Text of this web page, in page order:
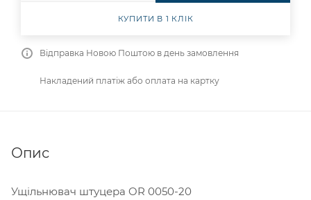
КУПИТИ В 1 КЛІК
Відправка Новою Поштою в день замовлення
Накладений платіж або оплата на картку
Опис
Ущільнювач штуцера OR 0050-20